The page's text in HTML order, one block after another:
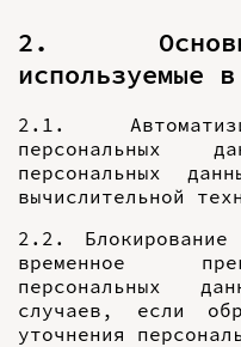
2.
используемые
2.1.
персональных
персональных
вычислительной
2.2.
временное
персональных
случаев, если
уточнения